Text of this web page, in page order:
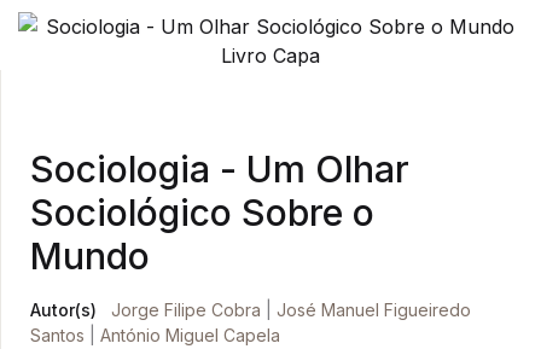
Sociologia - Um Olhar
Sociológico Sobre o
Mundo
Autor(s) Jorge Filipe Cobra
José Manuel Figueiredo
Santos
António Miguel Capela